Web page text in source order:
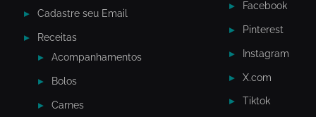
Cadastre seu Email
Receitas
Acompanhamentos
Bolos
Carnes
Facebook
Pinterest
Instagram
X.com
Tiktok